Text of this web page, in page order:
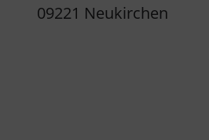
09221 Neukirchen